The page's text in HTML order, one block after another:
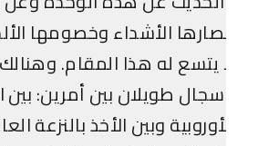
الأشداء وخصومها
يتسع له هذا المقام. وهنالك
طويلان بين أمرين: بين
وبين الأخذ بالنزعة